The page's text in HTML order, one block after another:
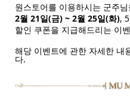
원스토어를 이용하시는 군주
2월 21일(금) ~ 2월 25일(화),
할인 쿠폰을 지급해드리는 이
해당 이벤트에 관한 자세한 내
다.